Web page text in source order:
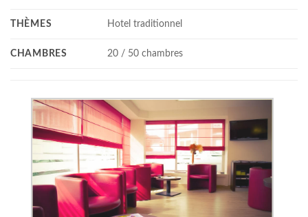
THÈMES Hotel traditionnel
CHAMBRES 20 / 50 chambres